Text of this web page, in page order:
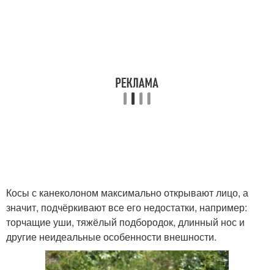
Косы с канеколоном максимально открывают лицо, а
значит, подчёркивают все его недостатки, например:
торчащие уши, тяжёлый подбородок, длинный нос и
другие неидеальные особенности внешности.